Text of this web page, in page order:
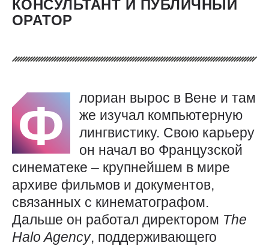
КОНСУЛЬТАНТ И ПУБЛИЧНЫЙ
ОРАТОР
Ф
лориан вырос в Вене и там
же изучал компьютерную
лингвистику. Свою карьеру
он начал во Французской
синематеке – крупнейшем в мире
архиве фильмов и документов,
связанных с кинематографом.
Дальше он работал директором The
HaloAgency, поддерживающего